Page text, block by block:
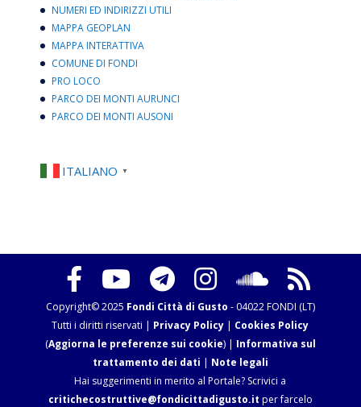
NUMERI ED INDIRIZZI UTILI
MAPPA GEOPLAN
MAPPA INTERATTIVA
COMUNE DI FONDI
PRO LOCO
PARCO DEI MONTI AURUNCI
PARCO DEI MONTI AUSONI
ITALIANO ▼
Copyright© 2025 Fondi Città di Gusto - 04022 FONDI (LT)
Tutti i diritti riservati | Privacy Policy | Cookies Policy
(Aggiorna le preferenze sui cookie) | Informativa sul
trattamento dei dati | Note legali
Hai suggerimenti in merito al Portale? Scrivici a
critichecostruttive@fondicittadigusto.it per farcelo